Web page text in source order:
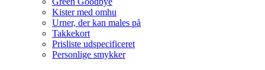
Kister med omhu
Urner, der kan males på
Takkekort
Prisliste udspecificeret
Personlige smykker